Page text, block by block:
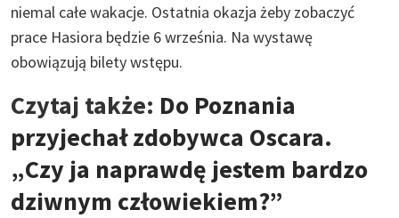
niemal całe wakacje. Ostatnia okazja żeby zobaczyć
prace Hasiora będzie 6 września. Na wystawę
obowiązują bilety wstępu.
Czytaj także: Do Poznania
przyjechał zdobywca Oscara.
„Czy ja naprawdę jestem bardzo
dziwnym człowiekiem?”